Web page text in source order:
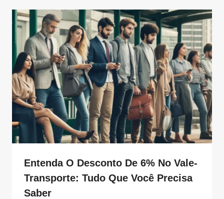
Entenda O Desconto De 6% No Vale-
Transporte: Tudo Que Você Precisa
Saber